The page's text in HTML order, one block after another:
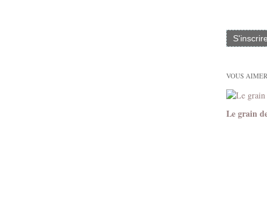
VOUS
Le grain